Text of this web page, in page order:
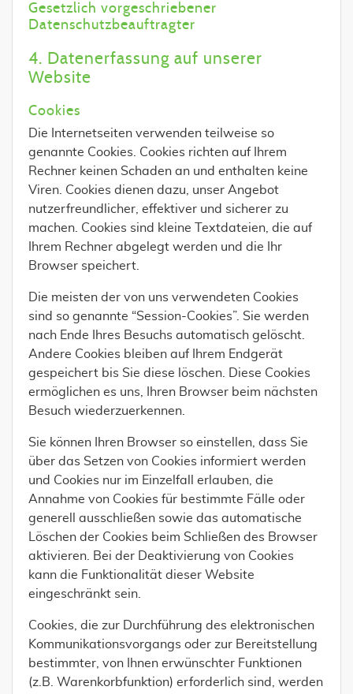
Gesetzlich vorgeschriebener
Datenschutzbeauftragter
4. Datenerfassung auf unserer
Website
Cookies
Die Internetseiten verwenden teilweise so
genannte Cookies. Cookies richten auf Ihrem
Rechner keinen Schaden an und enthalten keine
Viren. Cookies dienen dazu, unser Angebot
nutzerfreundlicher, effektiver und sicherer zu
machen. Cookies sind kleine Textdateien, die auf
Ihrem Rechner abgelegt werden und die Ihr
Browser speichert.
Die meisten der von uns verwendeten Cookies
sind so genannte “Session-Cookies”. Sie werden
nach Ende Ihres Besuchs automatisch gelöscht.
Andere Cookies bleiben auf Ihrem Endgerät
gespeichert bis Sie diese löschen. Diese Cookies
ermöglichen es uns, Ihren Browser beim nächsten
Besuch wiederzuerkennen.
Sie können Ihren Browser so einstellen, dass Sie
über das Setzen von Cookies informiert werden
und Cookies nur im Einzelfall erlauben, die
Annahme von Cookies für bestimmte Fälle oder
generell ausschließen sowie das automatische
Löschen der Cookies beim Schließen des Browser
aktivieren. Bei der Deaktivierung von Cookies
kann die Funktionalität dieser Website
eingeschränkt sein.
Cookies, die zur Durchführung des elektronischen
Kommunikationsvorgangs oder zur Bereitstellung
bestimmter, von Ihnen erwünschter Funktionen
(z.B. Warenkorbfunktion) erforderlich sind, werden